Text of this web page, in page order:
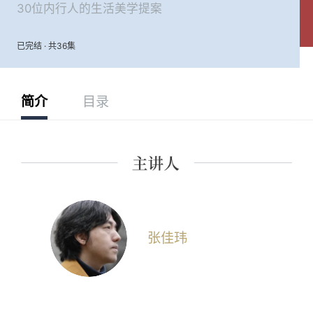
30位内行人的生活美学提案
已完结 · 共36集
简介 目录
张佳玮